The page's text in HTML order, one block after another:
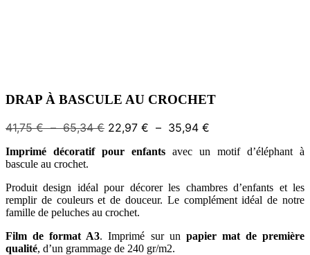
DRAP À BASCULE AU CROCHET
41,75€ – 65,34€Plage
prix :
65,34 €
22,97 € – 35,94 €
prix :
à
35,94 €
Imprimé décoratif pour enfants avec un motif d’éléphant à
bascule au crochet.
Produit design idéal pour décorer les chambres d’enfants et les
remplir de couleurs et de douceur. Le complément idéal de notre
famille de peluches au crochet.
Film de format A3. Imprimé sur un papier mat de première
qualité, d’un grammage de 240 gr/m2.